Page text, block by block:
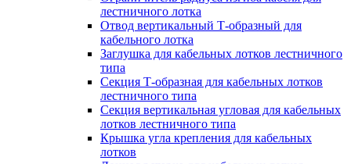
лестничного лотка
Отвод вертикальный Т-образный для
кабельного лотка
Заглушка для кабельных лотков лестничного
типа
Секция Т-образная для кабельных лотков
лестничного типа
Секция вертикальная угловая для кабельных
лотков лестничного типа
Крышка угла крепления для кабельных
лотков